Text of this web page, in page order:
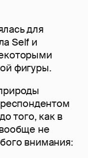
для
Self и
фигуры.
того, как в
не
внимания: